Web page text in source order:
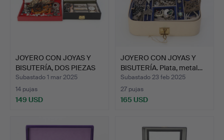
JOYERO CON JOYAS Y
BISUTERÍA, DOS PIEZAS
P…
Subastado 1 mar 2025
14 pujas
149 USD
JOYERO CON JOYAS Y
BISUTERÍA. Plata, metal…
Subastado 23 feb 2025
27 pujas
165 USD